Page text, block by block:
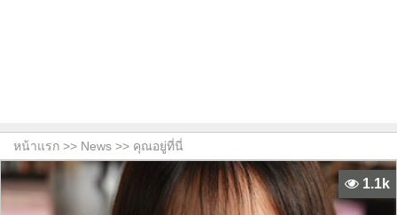
หน้าแรก >> News >> คุณอยู่ที่นี่
1.1k